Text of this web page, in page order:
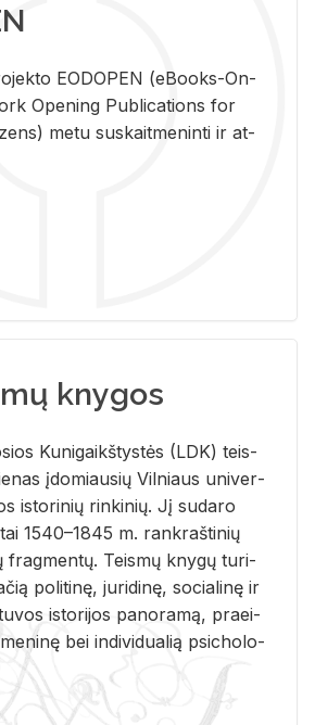
EO­DO­PEN (eBo­oks-On-
Ope­ning Pub­li­ca­tions for
metu su­skait­me­nin­ti ir at­
knygos
Ku­ni­gaikš­tys­tės (LDK) teis­
įdo­miau­sių Vil­niaus uni­ver­
is­to­ri­nių rin­ki­nių. Jį su­da­ro
1540–1845 m. rank­raš­ti­nių
frag­men­tų. Teis­mų kny­gų tu­ri­
po­li­ti­nę, ju­ri­di­nę, so­cia­li­nę ir
is­to­ri­jos pa­no­ra­mą, pra­ei­
bei in­di­vi­dua­lią psi­cho­lo­